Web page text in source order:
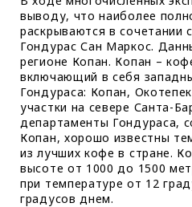
выводу, что наиболее
раскрываются в сочетании
Гондурас Сан Маркос.
регионе Копан. Копан –
включающий в себя
Гондураса: Копан,
участки на севере Санта-
департаменты Гондураса,
Копан, хорошо известны
из лучших кофе в стране.
высоте от 1000 до 1500
при температуре от 12
градусов днем.